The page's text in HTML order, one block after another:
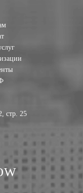
стр. 25